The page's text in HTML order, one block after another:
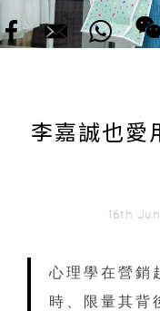
李嘉誠也愛
16th
心理學在營銷
時、限量其背